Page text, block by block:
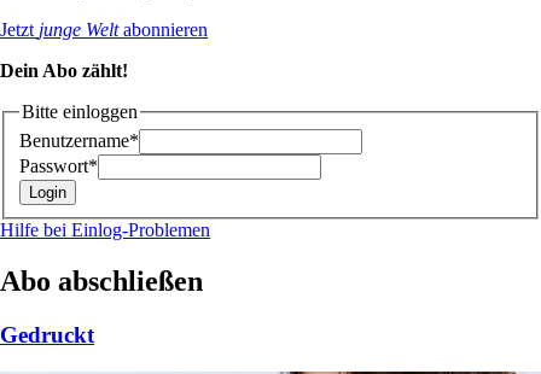
Jetzt junge Weltabonnieren
Dein Abo zählt!
Bitte einloggen
Benutzername*
Passwort*
Hilfe bei Einlog-Problemen
Abo abschließen
Gedruckt